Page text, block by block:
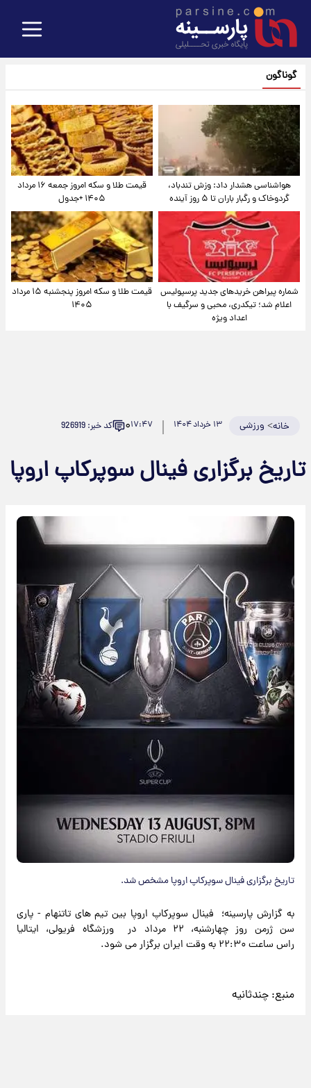
گوناگون
هواشناسی هشدار داد: وزش تندباد،
گردوخاک و رگبار باران تا ۵ روز آینده
قیمت طلا و سکه امروز جمعه ۱۶ مرداد
۱۴۰۵ +جدول
شماره پیراهن خریدهای جدید پرسپولیس
اعلام شد؛ تیکدری، محبی و سرگیف با
اعداد ویژه
قیمت طلا و سکه امروز پنجشنبه ۱۵ مرداد
۱۴۰۵
خانه> ورزشی ۱۳ خرداد ۱۴۰۴ ۱۷:۴۷۰ کد خبر: 926919
تاریخ برگزاری فینال سوپرکاپ اروپا
تاریخ برگزاری فینال سوپرکاپ اروپا مشخص شد.
به گزارش پارسینه؛ فینال سوپرکاپ اروپا بین تیم های ‌تاتنهام - پاری
سن ژرمن روز چهارشنبه، ۲۲ مرداد در ‌‌ورزشگاه فریولی، ایتالیا
راس ساعت ۲۲:۳۰ به وقت ایران برگزار می شود.
منبع: چندثانیه